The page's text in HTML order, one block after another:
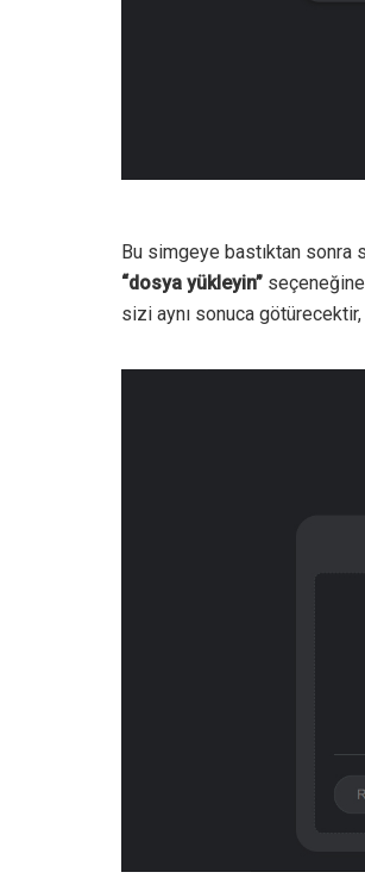
Bu simgeye bastıktan sonra
“dosya yükleyin”
sizi aynı sonuca